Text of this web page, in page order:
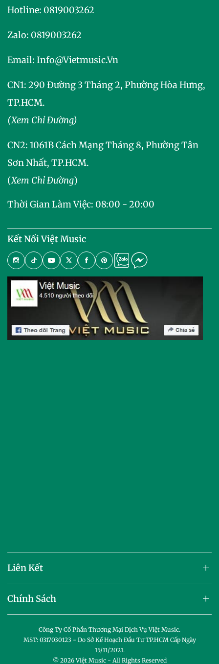
Hotline: 0819003262
Zalo: 0819003262
Email: Info@vietmusic.vn
CN1: 290 Đường 3 Tháng 2, Phường Hòa Hưng,
TP.HCM.
(Xem Chỉ Đường)
CN2: 1061B Cách Mạng Tháng 8, Phường Tân
Sơn Nhất, TP.HCM.
(Xem Chỉ Đường)
Thời Gian Làm Việc: 08:00 - 20:00
Kết Nối Việt Music
Liên Kết
Chính Sách
Công Ty Cổ Phần Thương Mại Dịch Vụ Việt Music.
MST: 0317030123 - Do Sở Kế Hoạch Đầu Tư TP.HCM Cấp Ngày
15/11/2021.
© 2026Việt Music- All Rights Reserved